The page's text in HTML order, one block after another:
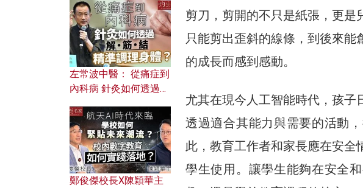
剪刀，剪開的不只是紙張，更
只能剪出歪斜的線條，到後來
的成長而感到感動。
尤其在現今人工智能時代，孩
透過適合其能力與需要的活動
此，教育工作者和家長應在安
學生使用。讓學生能夠在安全
的七情六欲？
左常波中醫： 從痛症到
內科病 針灸如何透過解
鄭俊傑校長X陳穎華主